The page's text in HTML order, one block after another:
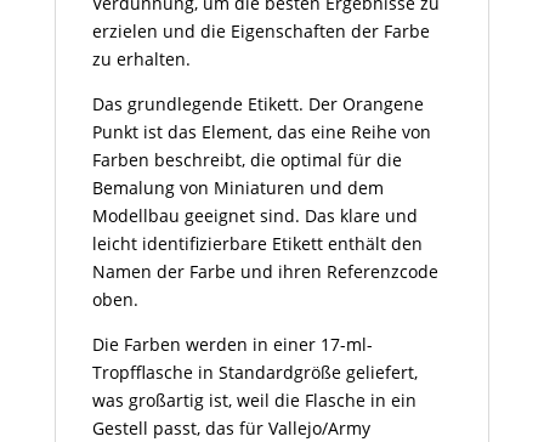
erzielen und die Eigenschaften der Farbe
zu erhalten.
Das grundlegende Etikett. Der Orangene
Punkt ist das Element, das eine Reihe von
Farben beschreibt, die optimal für die
Bemalung von Miniaturen und dem
Modellbau geeignet sind. Das klare und
leicht identifizierbare Etikett enthält den
Namen der Farbe und ihren Referenzcode
oben.
Die Farben werden in einer 17-ml-
Tropfflasche in Standardgröße geliefert,
was großartig ist, weil die Flasche in ein
Gestell passt, das für Vallejo/Army